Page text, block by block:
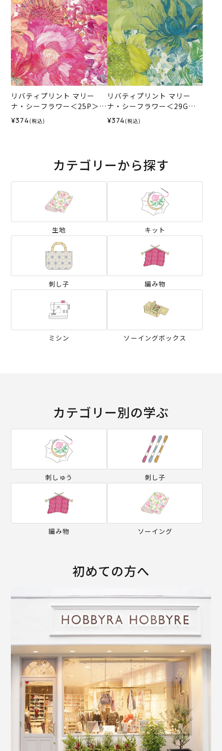
リバティプリント マリー
ナ・シーフラワー＜25P＞生
地 （ホビーラホビーレオリ
ジナル）2025SS
¥374 (税込)
リバティプリント マリー
ナ・シーフラワー＜29G＞
生地 （ホビーラホビーレオ
リジナル）2026SS
¥374 (税込)
カテゴリーから探す
生地 キット
刺し子 編み物
ミシン ソーイングボックス
カテゴリー別の学ぶ
刺しゅう 刺し子
編み物 ソーイング
初めての方へ